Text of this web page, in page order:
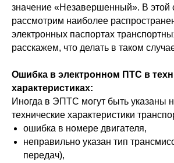
значение «Незавершенный». В этой
рассмотрим наиболее
электронных паспортах
расскажем, что делать в таком
Ошибка в электронном ПТС в
характеристиках:
Иногда в ЭПТС могут быть указаны
технические характеристики
ошибка в номере двигателя,
неправильно указан тип
передач),